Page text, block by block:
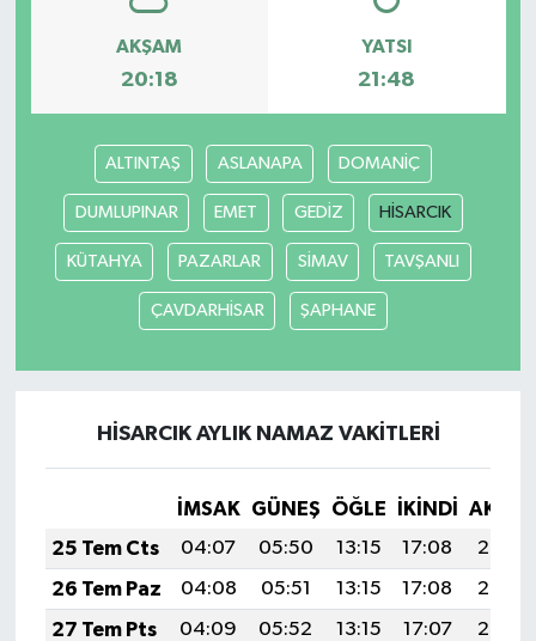
AKŞAM
20:18
YATSI
21:48
ALTINTAŞ ASLANAPA DOMANİÇ
DUMLUPINAR EMET GEDİZ HİSARCIK
KÜTAHYA PAZARLAR SİMAV TAVŞANLI
ÇAVDARHİSAR ŞAPHANE
HİSARCIK AYLIK NAMAZ VAKITLERI
İMSAK GÜNEŞ ÖĞLE İKINDI
25 Tem Cts
04:07 05:50 13:15 17:08
20:29
26 Tem Paz
04:08 05:51 13:15 17:08
20:29
27 Tem Pts
04:09 05:52 13:15 17:07
20:28
Türkiye
Video Haber
Yaşam
Yeme-İçme